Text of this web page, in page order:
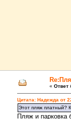
« Ответ
Цитата: Надежда от
Этот пляж платный?
Пляж и парковка